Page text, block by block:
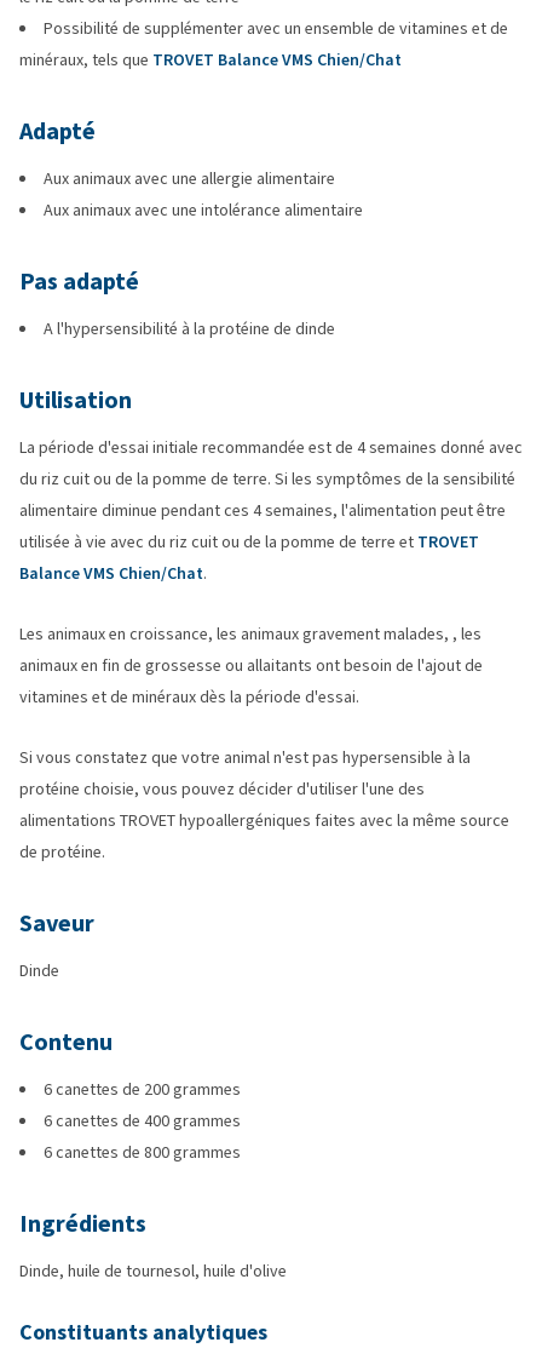
Possibilité de supplémenter avec un ensemble de vitamines et de
minéraux, tels que TROVET Balance VMS Chien/Chat
Adapté
Aux animaux avec une allergie alimentaire
Aux animaux avec une intolérance alimentaire
Pas adapté
A l'hypersensibilité à la protéine de dinde
Utilisation
La période d'essai initiale recommandée est de 4 semaines donné avec
du riz cuit ou de la pomme de terre. Si les symptômes de la sensibilité
alimentaire diminue pendant ces 4 semaines, l'alimentation peut être
utilisée à vie avec du riz cuit ou de la pomme de terre et TROVET
Balance VMS Chien/Chat.
Les animaux en croissance, les animaux gravement malades, , les
animaux en fin de grossesse ou allaitants ont besoin de l'ajout de
vitamines et de minéraux dès la période d'essai.
Si vous constatez que votre animal n'est pas hypersensible à la
protéine choisie, vous pouvez décider d'utiliser l'une des
alimentations TROVET hypoallergéniques faites avec la même source
de protéine.
Saveur
Dinde
Contenu
6 canettes de 200 grammes
6 canettes de 400 grammes
6 canettes de 800 grammes
Ingrédients
Dinde, huile de tournesol, huile d'olive
Constituants analytiques